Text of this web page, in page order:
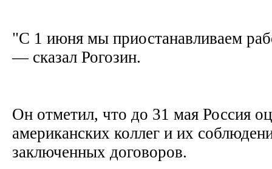
"С 1 июня мы приостанавливаем
— сказал Рогозин.
Он отметил, что до 31 мая Россия
американских коллег и их
заключенных договоров.